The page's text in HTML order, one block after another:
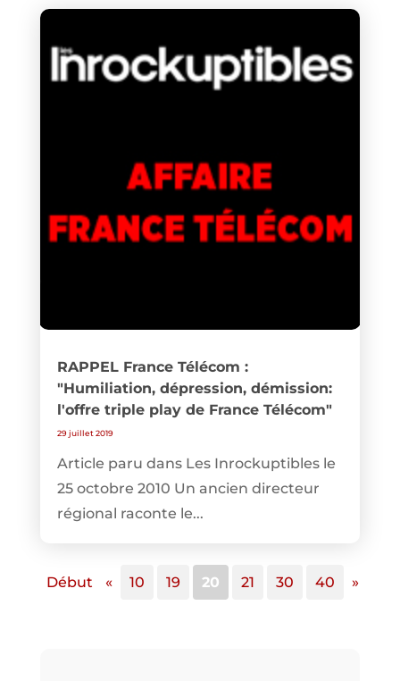
RAPPEL France Télécom :
"Humiliation, dépression, démission:
l'offre triple play de France Télécom"
29 juillet 2019
Article paru dans Les Inrockuptibles le
25 octobre 2010 Un ancien directeur
régional raconte le...
Début « 10 19 20 21 30 40 »